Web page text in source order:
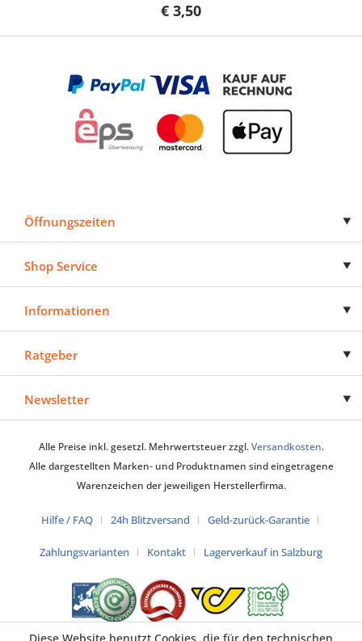
€ 3,50
Öffnungszeiten
Shop Service
Informationen
Ratgeber
Newsletter
Alle Preise inkl. gesetzl. Mehrwertsteuer zzgl.Versandkosten.
Alle dargestellten Marken- und Produktnamen sind eingetragene
Warenzeichen der jeweiligen Herstellerfirma.
Hilfe / FAQ 24h Blitzversand Geld-zurück-Garantie
Zahlungsvarianten Kontakt Lagerverkauf in Salzburg